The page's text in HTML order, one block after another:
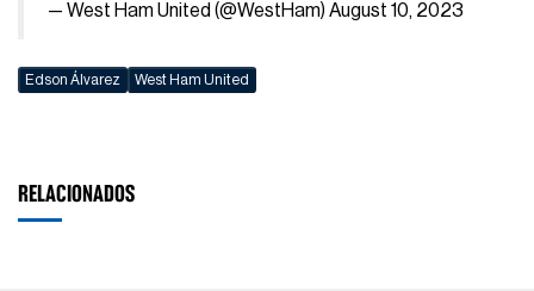
— West Ham United (@WestHam)August 10, 2023
Edson Álvarez West Ham United
RELACIONADOS